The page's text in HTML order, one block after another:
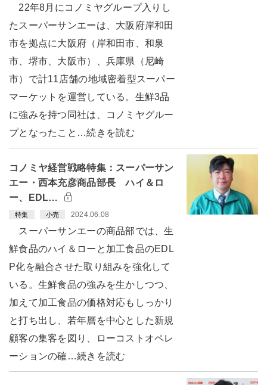
22年8月にコノミヤグループ入りし
たスーパーサンエーは、大阪府岸和田
市を拠点に大阪府（岸和田市、和泉
市、堺市、大阪市）、兵庫県（尼崎
市）で計11店舗の地域密着型スーパー
マーケットを運営している。生鮮3品
に強みを持つ同社は、コノミヤグルー
プとなったこと…続きを読む
コノミヤ経営戦略特集：スーパーサン
エー・西本充彦商品部長 ハイ＆ロ
ー、EDL…
特集 小売 2024.06.08
スーパーサンエーの商品部では、生
鮮食品のハイ＆ローと加工食品のEDL
P化を融合させた取り組みを強化して
いる。生鮮食品の強みを生かしつつ、
加えて加工食品の価格対応もしっかり
と打ち出し、若年層を中心とした新規
顧客の集客を図り、ローコストオペレ
ーションの確…続きを読む